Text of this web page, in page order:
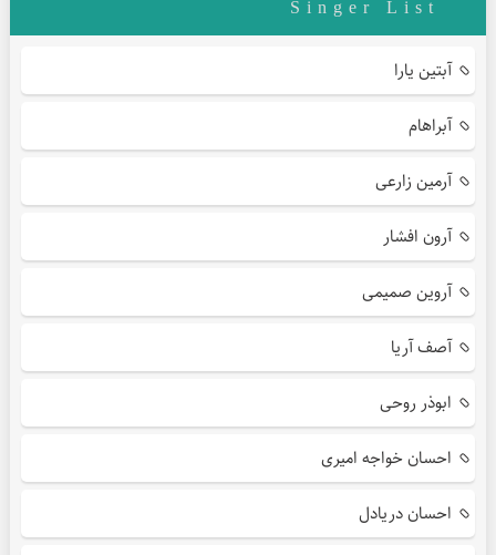
Singer List
آبتین یارا
آبراهام
آرمین زارعی
آرون افشار
آروین صمیمی
آصف آریا
ابوذر روحی
احسان خواجه امیری
احسان دریادل